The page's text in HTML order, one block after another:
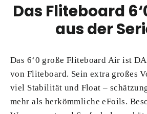
Das Fliteboard
aus der
Das 6‘0 große Fliteboard Air ist
von Fliteboard. Sein extra großes
viel Stabilität und Float –
mehr als herkömmliche eFoils.